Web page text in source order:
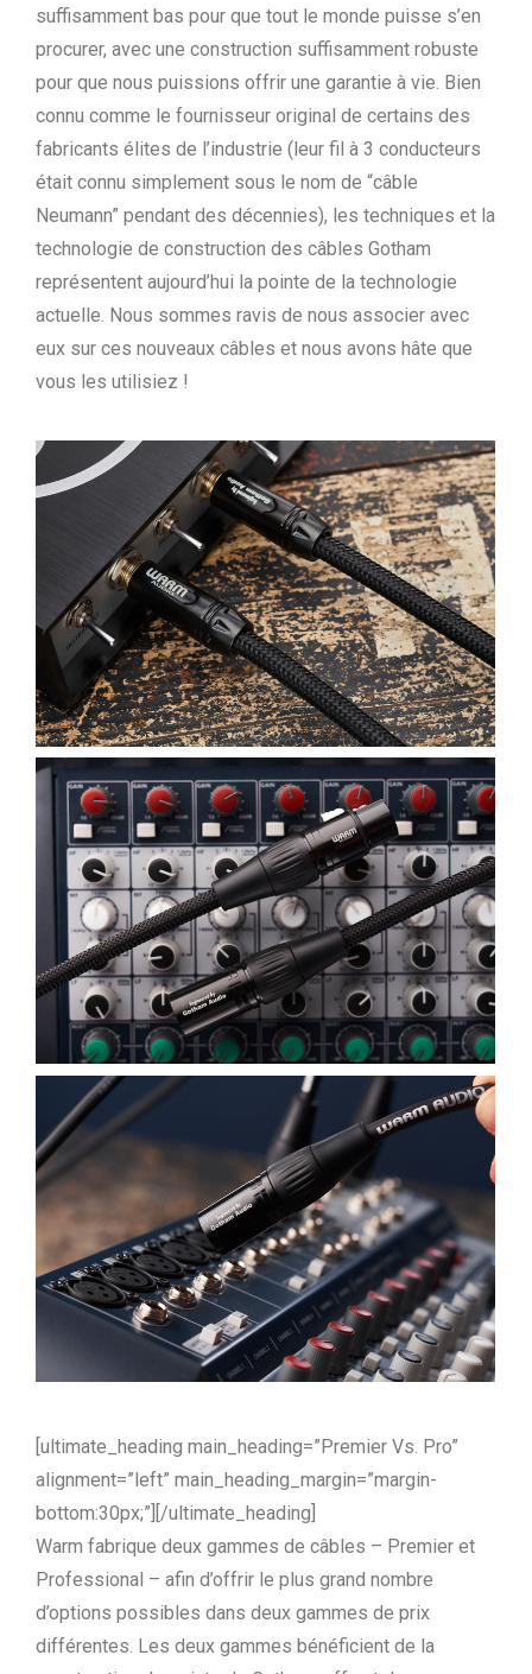
suffisamment bas pour que tout le monde puisse s’en
procurer, avec une construction suffisamment robuste
pour que nous puissions offrir une garantie à vie. Bien
connu comme le fournisseur original de certains des
fabricants élites de l’industrie (leur fil à 3 conducteurs
était connu simplement sous le nom de “câble
Neumann” pendant des décennies), les techniques et la
technologie de construction des câbles Gotham
représentent aujourd’hui la pointe de la technologie
actuelle. Nous sommes ravis de nous associer avec
eux sur ces nouveaux câbles et nous avons hâte que
vous les utilisiez !
[ultimate_heading main_heading=”Premier Vs. Pro”
alignment=”left” main_heading_margin=”margin-
bottom:30px;”][/ultimate_heading]
Warm fabrique deux gammes de câbles – Premier et
Professional – afin d’offrir le plus grand nombre
d’options possibles dans deux gammes de prix
différentes. Les deux gammes bénéficient de la